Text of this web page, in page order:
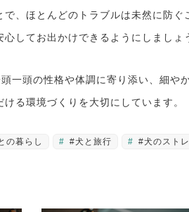
、ほとんどのトラブルは未然に防ぐ
してお出かけできるようにしましょ
頭の性格や体調に寄り添い、細や
る環境づくりを大切にしています。
の暮らし #犬と旅行 #犬のスト